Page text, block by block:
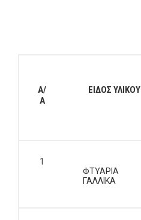
Α/
Α
ΕΙΔΟΣ ΥΛΙΚΟΥ
1
ΦΤΥΑΡΙΑ
ΓΑΛΛΙΚΑ